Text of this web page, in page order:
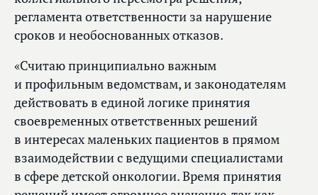
регламента ответственности за нарушение
сроков и необоснованных отказов.
«Считаю принципиально важным
и профильным ведомствам, и законодателям
действовать в единой логике принятия
своевременных ответственных решений
в интересах маленьких пациентов в прямом
взаимодействии с ведущими специалистами
в сфере детской онкологии. Время принятия